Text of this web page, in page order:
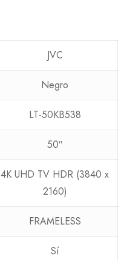
JVC
Negro
LT-50KB538
50″
4K UHD TV HDR (3840 x
2160)
FRAMELESS
Sí